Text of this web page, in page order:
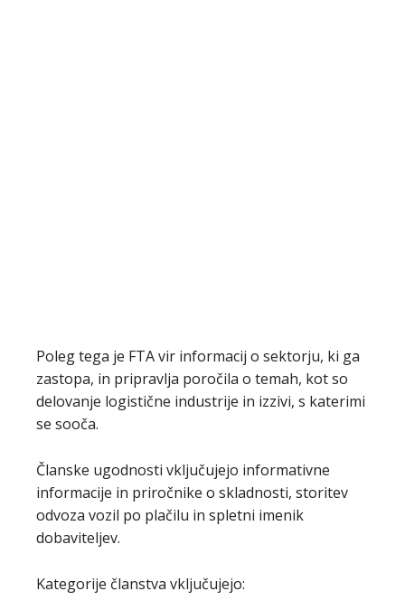
Poleg tega je FTA vir informacij o sektorju, ki ga
zastopa, in pripravlja poročila o temah, kot so
delovanje logistične industrije in izzivi, s katerimi
se sooča.
Članske ugodnosti vključujejo informativne
informacije in priročnike o skladnosti, storitev
odvoza vozil po plačilu in spletni imenik
dobaviteljev.
Kategorije članstva vključujejo: